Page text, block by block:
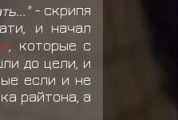
- скрипя
и начал
, которые с
до цели, и
если и не
райтона, а